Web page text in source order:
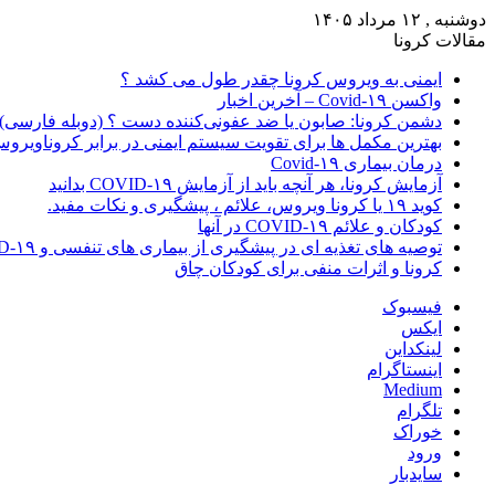
دوشنبه , ۱۲ مرداد ۱۴۰۵
مقالات کرونا
ایمنی به ویروس کرونا چقدر طول می کشد ؟
واکسن Covid-۱۹ – آخرین اخبار
دشمن کرونا: صابون یا ضد عفونی‌کننده دست ؟ (دوبله فارسی)
بهترین مکمل ها برای تقویت سیستم ایمنی در برابر
درمان بیماری Covid-۱۹
آزمایش کرونا، هر آنچه باید از آزمایش COVID-۱۹ بدانید
کوید ۱۹ یا کرونا ویروس، علائم ، پیشگیری و نکات مفید.
کودکان و علائم COVID-۱۹ در آنها
توصیه های تغذیه ای در پیشگیری از بیماری های تنفسی و COVID-۱۹
کرونا و اثرات منفی برای کودکان چاق
فیسبوک
ایکس
لینکداین
اینستاگرام
Medium
تلگرام
خوراک
ورود
سایدبار